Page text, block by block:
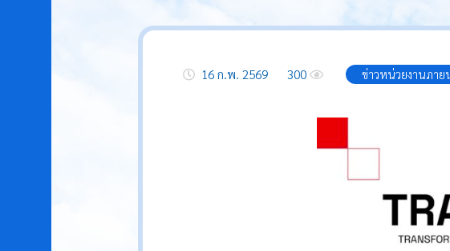
16 ก.พ. 2569 300 ข่าวหน่วยงานภาย